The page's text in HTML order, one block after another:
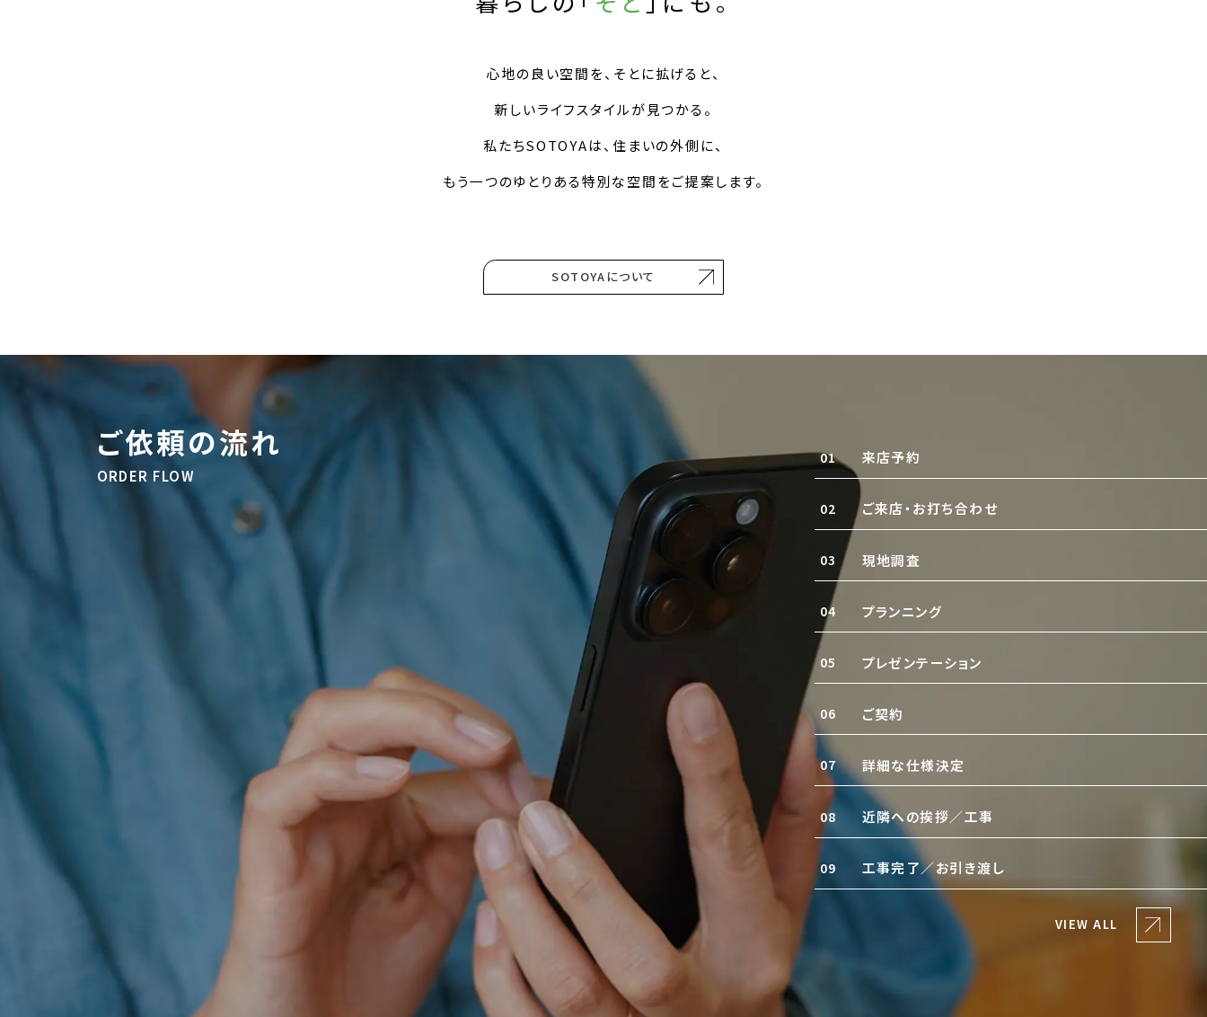
心地の良い空間を、そとに拡げると、
新しいライフスタイルが見つかる。
私たちSOTOYAは、住まいの外側に、
もう一つのゆとりある特別な空間をご提案します。
SOTOYAについて
ご依頼の流れ
ORDER FLOW
01 来店予約
02 ご来店・お打ち合わせ
03 現地調査
04 プランニング
05 プレゼンテーション
06 ご契約
07 詳細な仕様決定
08 近隣への挨拶／工事
09 工事完了／お引き渡し
VIEW ALL